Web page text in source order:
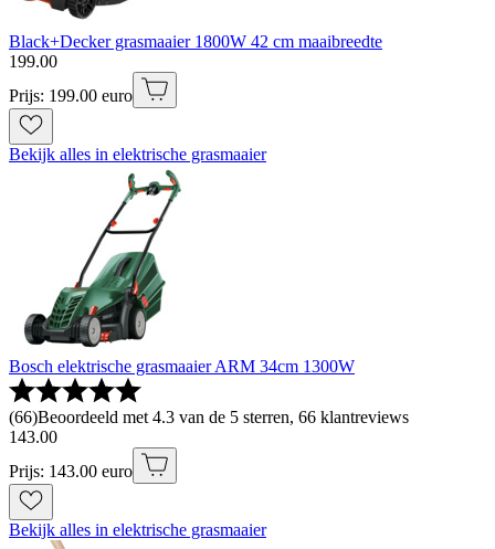
Black+Decker grasmaaier 1800W 42 cm maaibreedte
199.00
Prijs: 199.00 euro
Bekijk alles in elektrische grasmaaier
Bosch elektrische grasmaaier ARM 34cm 1300W
(66)Beoordeeld met 4.3 van de 5 sterren, 66 klantreviews
143.00
Prijs: 143.00 euro
Bekijk alles in elektrische grasmaaier